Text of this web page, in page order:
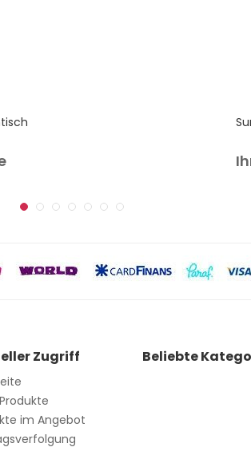
Zugriff
im Angebot
Beliebte